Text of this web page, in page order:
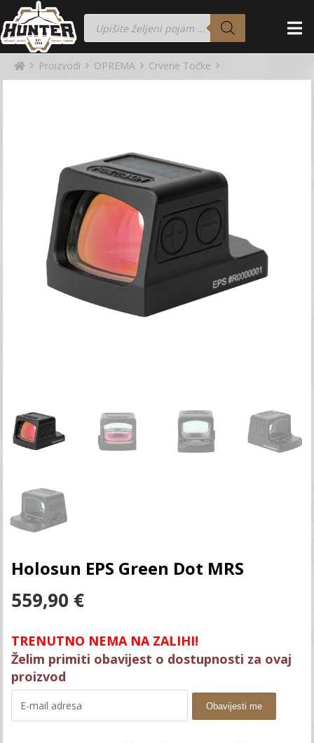
Proizvodi OPREMA Crvene Točke
Holosun EPS Green Dot MRS
559,90 €
TRENUTNO NEMA NA ZALIHI!
Želim primiti obavijest o dostupnosti za ovaj
proizvod
Obavijesti me